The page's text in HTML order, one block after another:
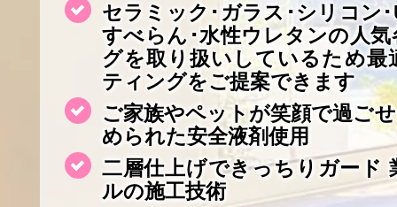
セラミック･ガラス･シリコン
すべらん･水性ウレタンの人
グを取り扱いしているため最
ティングをご提案できます
ご家族やペットが笑顔で過ご
められた安全液剤使用
二層仕上げできっちりガード
ルの施工技術